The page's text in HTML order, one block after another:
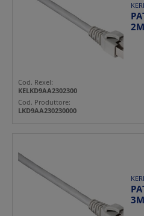
Cod. Rexel:
KELKD9AA2302300
Cod. Produttore:
LKD9AA230230000